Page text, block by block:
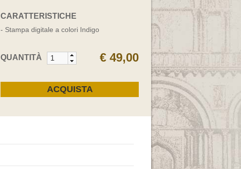
CARATTERISTICHE
- Stampa digitale a colori Indigo
QUANTITÀ € 49,00